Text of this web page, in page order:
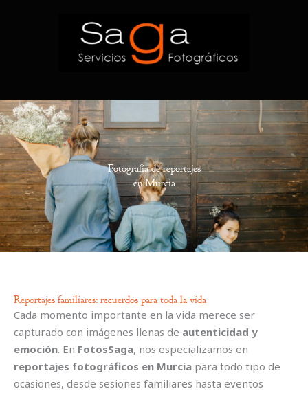
Fotografía de reportajes
en Murcia
Reportajes familiares: recuerdos para toda la vida
Cada momento importante en la vida merece ser
capturado con imágenes llenas de autenticidad y
emoción. En FotosSaga, nos especializamos en
reportajes fotográficos en Murcia para todo tipo de
ocasiones, desde sesiones familiares hasta eventos